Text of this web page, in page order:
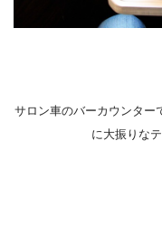
サロン車のバーカウンター
に大振りな